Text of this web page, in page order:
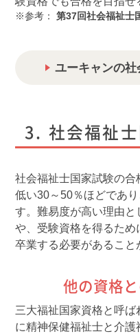
参考： 第37回社会福祉士
ユーキャンの
社会福祉
社会福祉士国家試験の合
低い30～50％ほどであり
す。難易度が高い理由と
や、受験資格を得るた
卒業する必要があること
他の資格
三大福祉国家資格と呼
に精神保健福祉士と介護